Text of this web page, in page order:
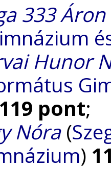
333 Áron
Hunor
119 pont;
Nóra(
)